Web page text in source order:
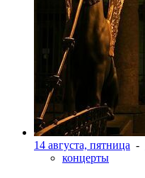
14 августа, пятница -
концерты